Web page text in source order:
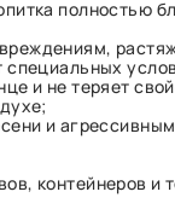
полностью
специальных
и не теряет
и
контейнеров и